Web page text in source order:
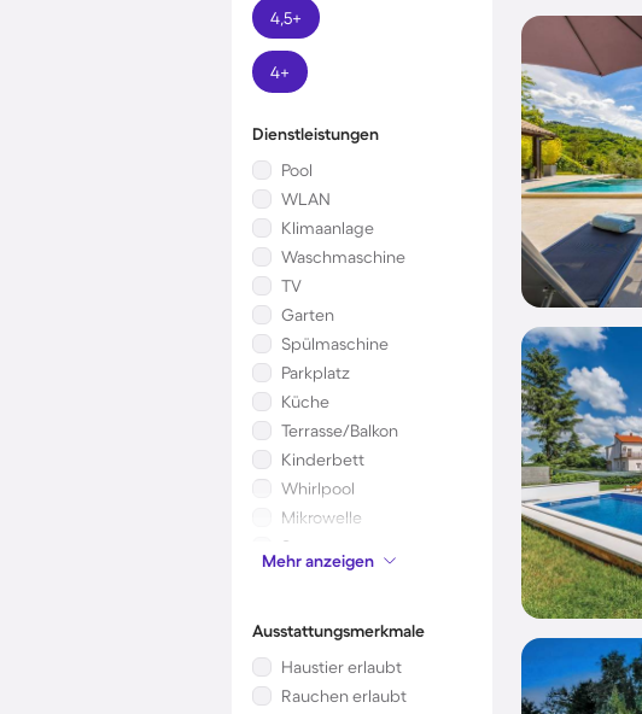
4,5+
4+
Dienstleistungen
Pool
WLAN
Klimaanlage
Waschmaschine
TV
Garten
Spülmaschine
Parkplatz
Küche
Terrasse/Balkon
Kinderbett
Whirlpool
Mikrowelle
Sauna
Kamin/Ofen
Mehr anzeigen
Ausstattungsmerkmale
Haustier erlaubt
Rauchen erlaubt